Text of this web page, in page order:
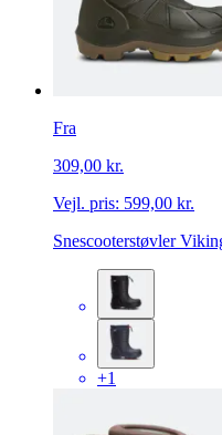
Fra
309,00 kr.
Vejl. pris: 599,00 kr.
Snescooterstøvler
+1